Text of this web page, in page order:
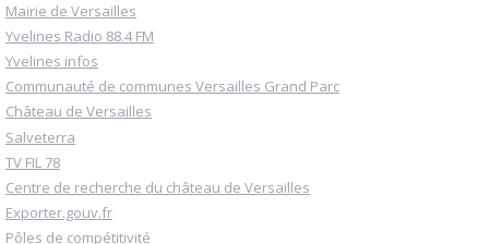
Mairie de Versailles
Yvelines Radio 88.4 FM
Yvelines infos
Communauté de communes Versailles Grand Parc
Château de Versailles
Salveterra
TV FIL 78
Centre de recherche du château de Versailles
Exporter.gouv.fr
Pôles de compétitivité